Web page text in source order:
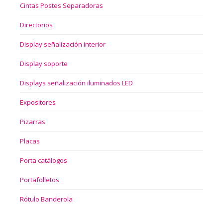
Cintas Postes Separadoras
Directorios
Display señalización interior
Display soporte
Displays señalización iluminados LED
Expositores
Pizarras
Placas
Porta catálogos
Portafolletos
Rótulo Banderola